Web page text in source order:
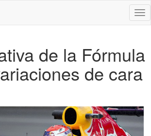
de la Fórmula
de cara